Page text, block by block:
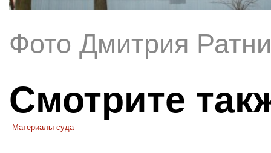
Фото Дмитрия
Смотрите
Материалы суда